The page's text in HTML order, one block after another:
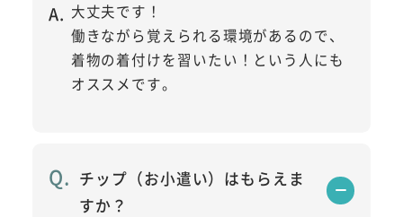
大丈夫です！
働きながら覚えられる環境があるので、
着物の着付けを習いたい！という人にも
オススメです。
チップ（お小遣い）はもらえま
すか？